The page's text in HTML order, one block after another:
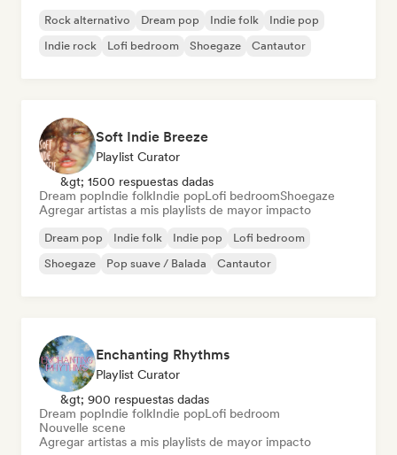
Rock alternativo Dream pop Indie folk
Indie pop
Indie rock
Lofi bedroom Shoegaze Cantautor
Soft Indie Breeze
Playlist Curator
&gt; 1500 respuestas dadas
Dream popIndie folkIndie popLofi bedroomShoegaze
Agregar artistas a mis playlists de mayor impacto
Dream pop Indie folk Indie pop
Lofi bedroom
Shoegaze
Pop suave / Balada Cantautor
Enchanting Rhythms
Playlist Curator
&gt; 900 respuestas dadas
Dream popIndie folkIndie popLofi bedroom
Nouvelle scene
Agregar artistas a mis playlists de mayor impacto